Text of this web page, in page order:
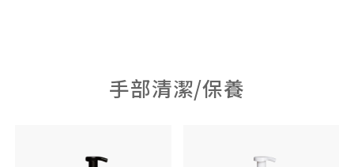
手部清潔/保養